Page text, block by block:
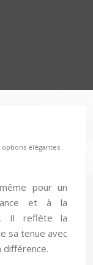
élégantes
pour un
et à la
Il reflète la
sa tenue avec
différence.